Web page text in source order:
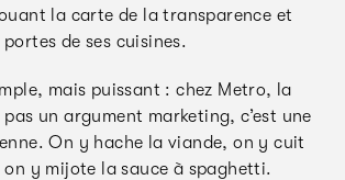
la carte de la transparence et
de ses cuisines.
mais puissant : chez Metro, la
pas un argument marketing, c’est une
On y hache la viande, on y cuit
on y mijote la sauce à spaghetti.